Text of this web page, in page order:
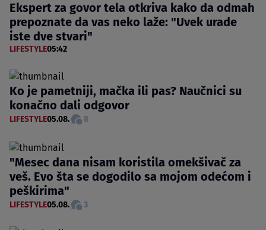
Ekspert za govor tela otkriva kako da odmah
prepoznate da vas neko laže: "Uvek urade
iste dve stvari"
LIFESTYLE05:42
Ko je pametniji, mačka ili pas? Naučnici su
konačno dali odgovor
LIFESTYLE05.08. 8
"Mesec dana nisam koristila omekšivač za
veš. Evo šta se dogodilo sa mojom odećom i
peškirima"
LIFESTYLE05.08. 3